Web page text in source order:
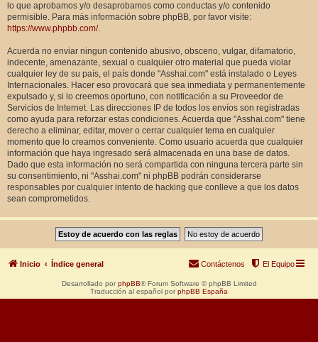
lo que aprobamos y/o desaprobamos como conductas y/o contenido
permisible. Para más información sobre phpBB, por favor visite:
https://www.phpbb.com/.
Acuerda no enviar ningun contenido abusivo, obsceno, vulgar, difamatorio,
indecente, amenazante, sexual o cualquier otro material que pueda violar
cualquier ley de su país, el país donde "Asshai.com" está instalado o Leyes
Internacionales. Hacer eso provocará que sea inmediata y permanentemente
expulsado y, si lo creemos oportuno, con notificación a su Proveedor de
Servicios de Internet. Las direcciones IP de todos los envíos son registradas
como ayuda para reforzar estas condiciones. Acuerda que "Asshai.com" tiene
derecho a eliminar, editar, mover o cerrar cualquier tema en cualquier
momento que lo creamos conveniente. Como usuario acuerda que cualquier
información que haya ingresado será almacenada en una base de datos.
Dado que esta información no será compartida con ninguna tercera parte sin
su consentimiento, ni "Asshai.com" ni phpBB podrán considerarse
responsables por cualquier intento de hacking que conlleve a que los datos
sean comprometidos.
Inicio Índice general El Equipo
Contáctenos
Desarrollado por phpBB® Forum Software © phpBB Limited
Traducción al español por phpBB España